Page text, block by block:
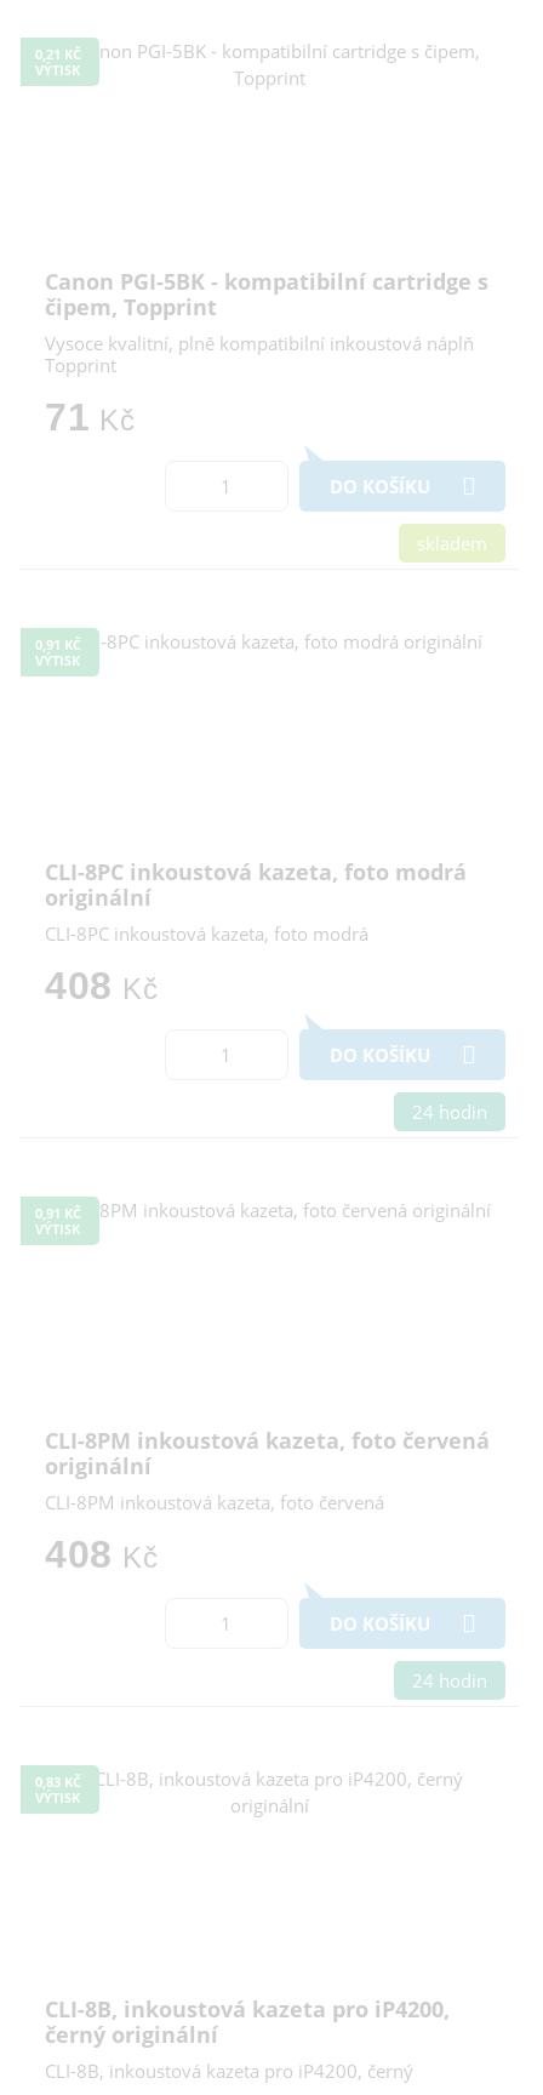
0,21 KČ
VÝTISK
Canon PGI-5BK - kompatibilní cartridge s
čipem, Topprint
Vysoce kvalitní, plně kompatibilní inkoustová náplň
Topprint
71 Kč
DO KOŠÍKU
skladem
0,91 KČ
VÝTISK
CLI-8PC inkoustová kazeta, foto modrá
originální
CLI-8PC inkoustová kazeta, foto modrá
408 Kč
DO KOŠÍKU
24 hodin
0,91 KČ
VÝTISK
CLI-8PM inkoustová kazeta, foto červená
originální
CLI-8PM inkoustová kazeta, foto červená
408 Kč
DO KOŠÍKU
24 hodin
0,83 KČ
VÝTISK
CLI-8B, inkoustová kazeta pro iP4200,
černý originální
CLI-8B, inkoustová kazeta pro iP4200, černý